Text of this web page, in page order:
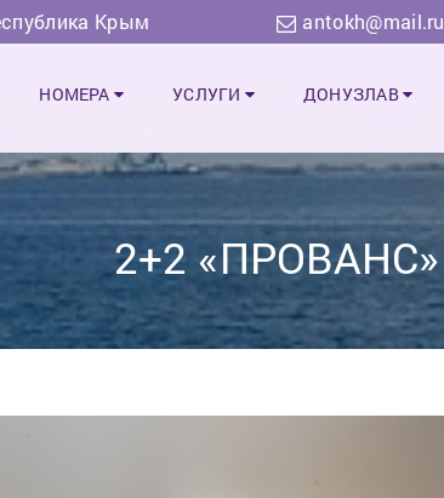
Крым antokh@mail.ru
НОМЕРА УСЛУГИ ДОНУЗЛАВ
2+2 «ПРОВАНС»